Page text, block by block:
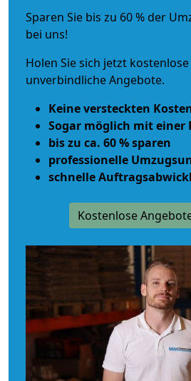
Sparen Sie bis zu 60 % der
bei uns!
Holen Sie sich jetzt
unverbindliche Angebote.
Keine versteckten
Sogar möglich mit einer
bis zu ca. 60 % sparen
professionelle
schnelle
Kostenlose